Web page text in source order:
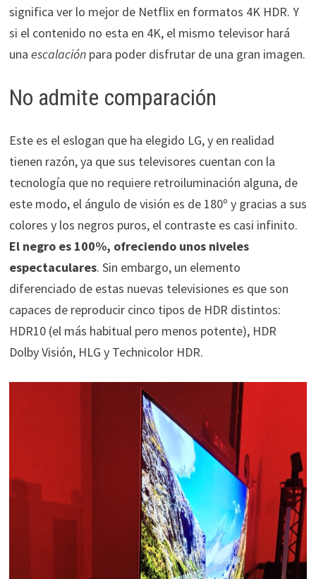
significa ver lo mejor de Netflix en formatos 4K HDR. Y
si el contenido no esta en 4K, el mismo televisor hará
una escalación para poder disfrutar de una gran imagen.
No admite comparación
Este es el eslogan que ha elegido LG, y en realidad
tienen razón, ya que sus televisores cuentan con la
tecnología que no requiere retroiluminación alguna, de
este modo, el ángulo de visión es de 180º y gracias a sus
colores y los negros puros, el contraste es casi infinito.
El negro es 100%, ofreciendo unos niveles
espectaculares. Sin embargo, un elemento
diferenciado de estas nuevas televisiones es que son
capaces de reproducir cinco tipos de HDR distintos:
HDR10 (el más habitual pero menos potente), HDR
Dolby Visión, HLG y Technicolor HDR.